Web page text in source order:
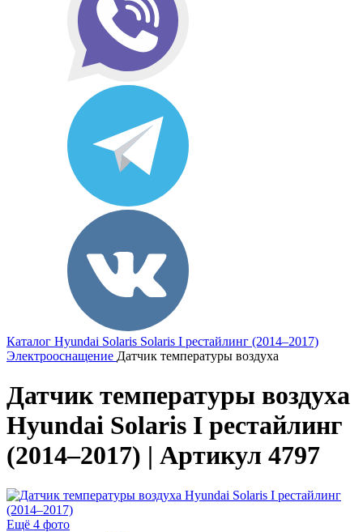
Каталог Hyundai Solaris Solaris I рестайлинг (2014–2017)
Электрооснащение Датчик температуры воздуха
Датчик температуры воздуха
Hyundai Solaris I рестайлинг
(2014–2017) | Артикул 4797
Ещё 4 фото